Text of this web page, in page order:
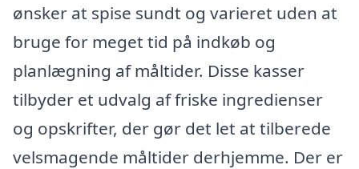
ønsker at spise sundt og varieret uden at
bruge for meget tid på indkøb og
planlægning af måltider. Disse kasser
tilbyder et udvalg af friske ingredienser
og opskrifter, der gør det let at tilberede
velsmagende måltider derhjemme. Der er